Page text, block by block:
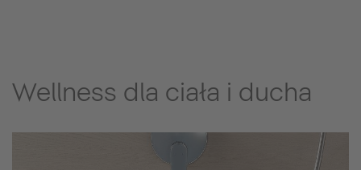
Wellness dla ciała i ducha